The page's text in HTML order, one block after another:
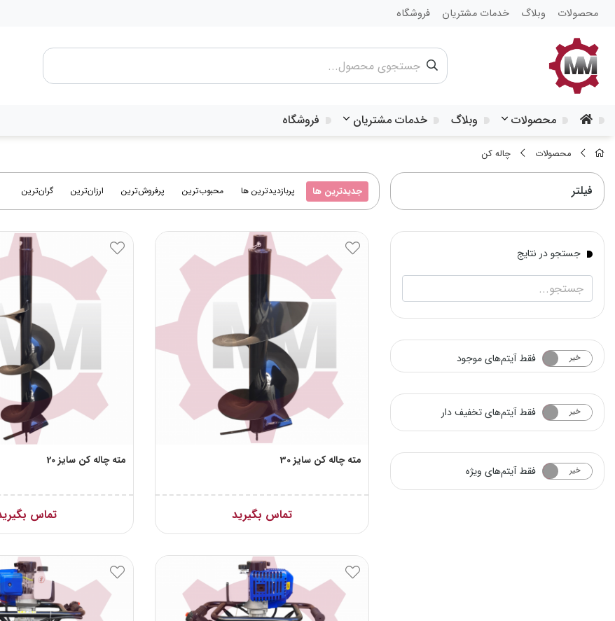
محصولات وبلاگ خدمات مشتریان فروشگاه
محصولات وبلاگ خدمات مشتریان فروشگاه
محصولات چاله کن
فیلتر
جستجو در نتایج
بله خیر فقط آیتم‌های موجود
بله خیر فقط آیتم‌های تخفیف دار
بله خیر فقط آیتم‌های ویژه
جدیدترین ها پربازدیدترین ها محبوب‌‌ترین پرفروش‌ترین ارزان‌ترین گران‌ترین
مته چاله کن سایز 30
تماس بگیرید
مته چاله کن سایز 20
تماس